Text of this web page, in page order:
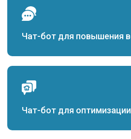
Чат-бот для повышения
Чат-бот для